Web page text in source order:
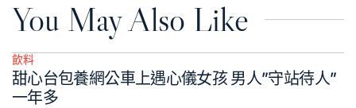
You May Also Like
Posted
in
飲料
甜心台包養網公車上遇心儀女孩 男人”守站待人”
一年多